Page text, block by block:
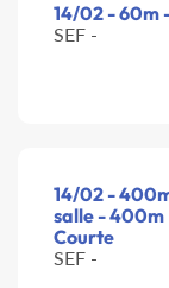
14/02 - 60m
SEF -
14/02 -
salle - 400m
Courte
SEF -